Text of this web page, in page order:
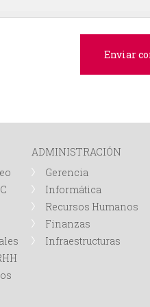
ADMINISTRACIÓN
Gerencia
Informática
Recursos Humanos
Finanzas
Infraestructuras